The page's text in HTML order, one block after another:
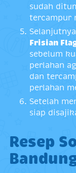
sudah
tercampur
Frisian
sebelum
perlahan
dan
perlahan
Setelah
siap
Resep